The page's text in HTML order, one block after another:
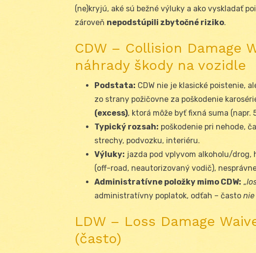
(ne)kryjú, aké sú bežné výluky a ako vyskladať
zároveň nepodstúpili zbytočné riziko.
CDW – Collision Damage
náhrady škody na vozidle
Podstata: CDW nie je klasické poistenie,
zo strany požičovne za poškodenie
(excess), ktorá môže byť fixná suma (napr.
Typický rozsah: poškodenie pri nehode,
strechy, podvozku, interiéru.
Výluky: jazda pod vplyvom alkoholu/
(off-road, neautorizovaný vodič),
Administratívne položky mimo CDW: „
administratívny poplatok, odťah – často nie
LDW – Loss Damage
(často)